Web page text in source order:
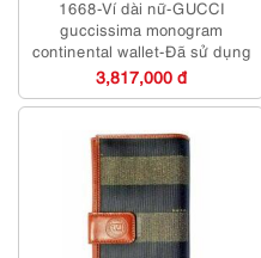
1668-Ví dài nữ-GUCCI
guccissima monogram
continental wallet-Đã sử dụng
3,817,000 đ